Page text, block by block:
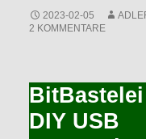
2023-02-05
2 KOMMENTARE
BitBastelei
DIY USB